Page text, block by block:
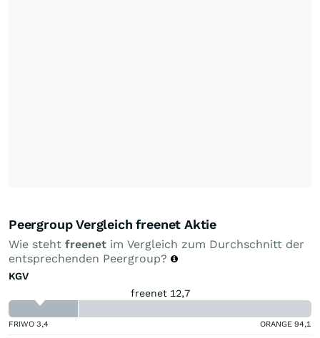
Peergroup Vergleich freenet Aktie
Wie steht freenet im Vergleich zum Durchschnitt der
entsprechenden Peergroup?
KGV
freenet 12,7
FRIWO 3,4 ORANGE 94,1